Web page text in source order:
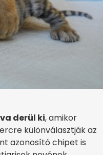
derül ki, amikor
különválasztják az
azonosító chipet is